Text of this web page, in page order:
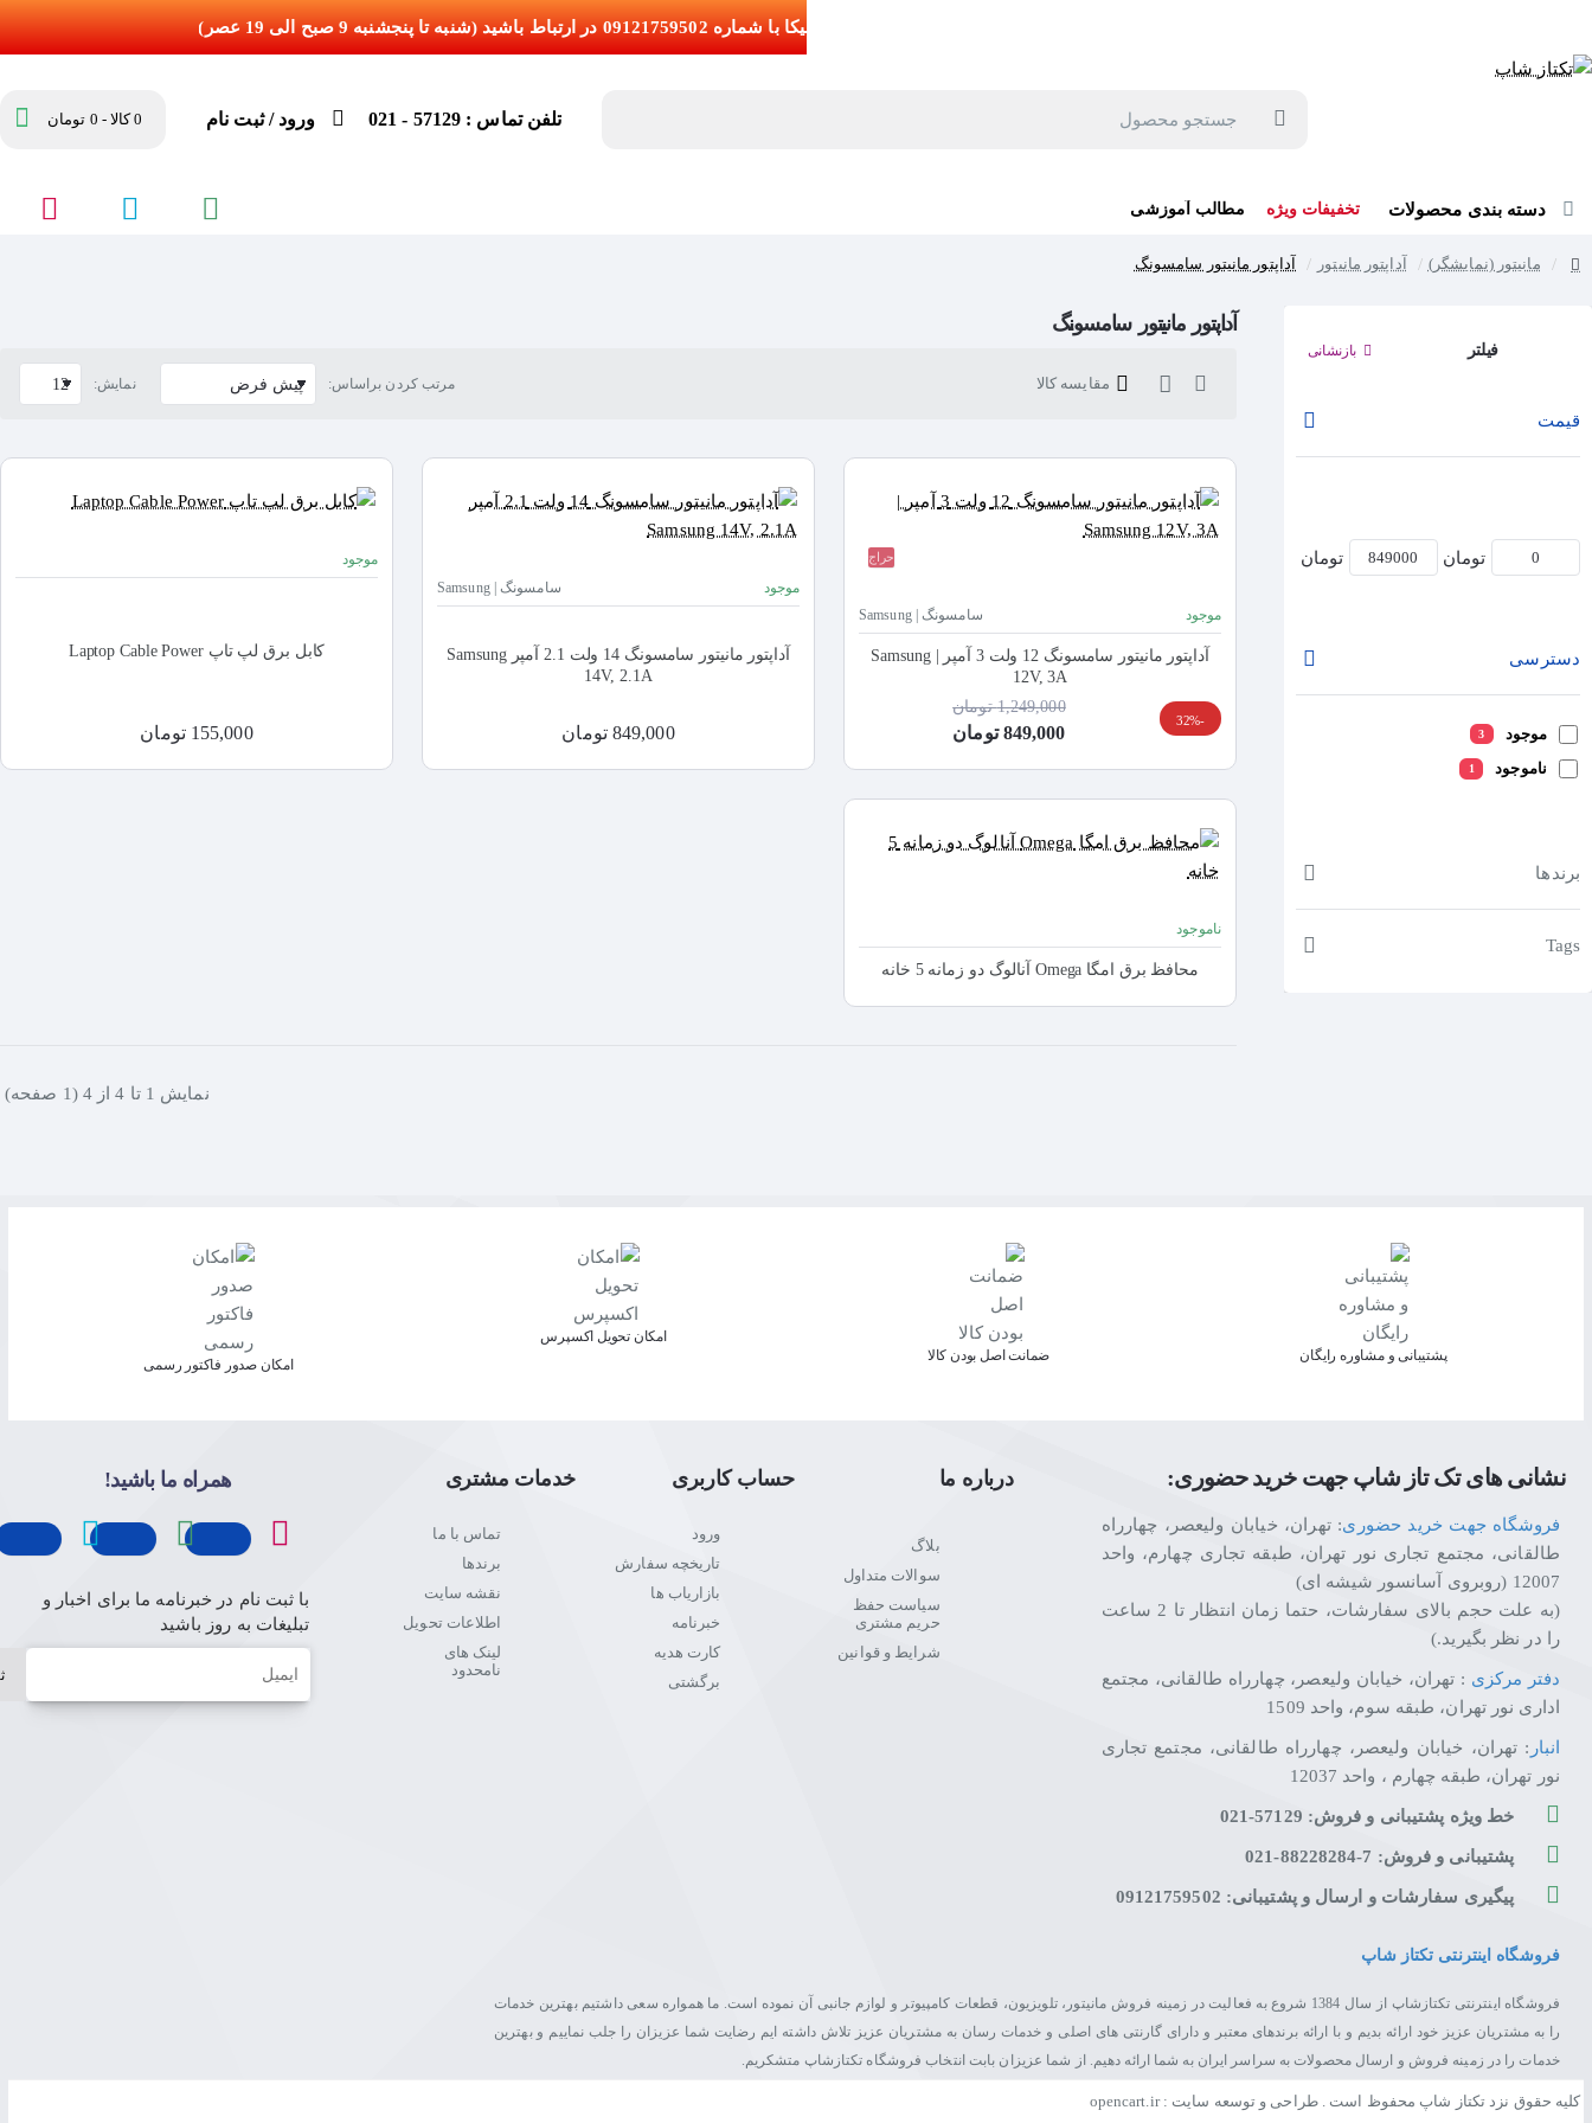
تلفن تماس : 57129 - 021 ورود / ثبت نام 0 کالا - 0 تومان
دسته بندی محصولات تخفیفات ویژه مطالب آموزشی
مانیتور (نمایشگر) آداپتور مانیتور آداپتور مانیتور سامسونگ
فیلتر بازنشانی
قیمت
تومان تومان
دسترسی
موجود 3
ناموجود 1
برندها
Tags
آداپتور مانیتور سامسونگ
مقایسه کالا مرتب کردن براساس: نمایش:
حراج
موجود سامسونگ | Samsung
آداپتور مانیتور سامسونگ 12 ولت 3 آمپر | Samsung
12V, 3A
-32%
849,000 تومان
1,249,000 تومان
موجود سامسونگ | Samsung
آداپتور مانیتور سامسونگ 14 ولت 2.1 آمپر Samsung
14V, 2.1A
849,000 تومان
موجود
کابل برق لپ تاپ Laptop Cable Power
155,000 تومان
ناموجود
محافظ برق امگا Omega آنالوگ دو زمانه 5 خانه
نمايش 1 تا 4 از 4 (1 صفحه)
پشتیبانی و مشاوره رایگان ﺿﻤﺎﻧﺖ اﺻﻞ ﺑﻮدن ﮐﺎﻟﺎ
اﻣﮑﺎن ﺗﺤﻮﯾﻞ اﮐﺴﭙﺮس
امکان صدور فاکتور رسمی
نشانی های تک تاز شاپ جهت خرید حضوری:
فروشگاه جهت خرید حضوری: تهران، خیابان ولیعصر، چهارراه
طالقانی، مجتمع تجاری نور تهران، طبقه تجاری چهارم، واحد
12007 (روبروی آسانسور شیشه ای)
(به علت حجم بالای سفارشات، حتما زمان انتظار تا 2 ساعت
را در نظر بگیرید.)
دفتر مرکزی : تهران، خیابان ولیعصر، چهارراه طالقانی، مجتمع
اداری نور تهران، طبقه سوم، واحد 1509
انبار : تهران، خیابان ولیعصر، چهارراه طالقانی، مجتمع تجاری
نور تهران، طبقه چهارم ، واحد 12037
خط ویژه پشتیبانی و فروش: 57129-021
پشتیبانی و فروش: 7-88228284-021
پیگیری سفارشات و ارسال و پشتیبانی: 09121759502
درباره ما
بلاگ
سوالات متداول
سیاست حفظ
حریم مشتری
شرایط و قوانین
حساب کاربری
ورود
تاریخچه سفارش
بازاریاب ها
خبرنامه
کارت هدیه
برگشتی
خدمات مشتری
تماس با ما
برندها
نقشه سایت
اطلاعات تحویل
لینک های
نامحدود
همراه ما باشید!
با ثبت نام در خبرنامه ما برای اخبار و
تبلیغات به روز باشید
ایمیل
فروشگاه اینترنتی تکتاز شاپ
فروشگاه اینترنتی تکتازشاپ از سال 1384 شروع به فعالیت در زمینه فروش مانیتور، تلویزیون، قطعات کامپیوتر و لوازم جانبی آن نموده است. ما همواره سعی داشتیم بهترین خدمات
را به مشتریان عزیز خود ارائه بدیم و با ارائه برندهای معتبر و دارای گارنتی های اصلی و خدمات رسان به مشتریان عزیز تلاش داشته ایم رضایت شما عزیزان را جلب نماییم و بهترین
خدمات را در زمینه فروش و ارسال محصولات به سراسر ایران به شما ارائه دهیم. از شما عزیزان بابت انتخاب فروشگاه تکتازشاپ متشکریم.
کلیه حقوق نزد تکتاز شاپ محفوظ است . طراحی و توسعه سایت : opencart.ir